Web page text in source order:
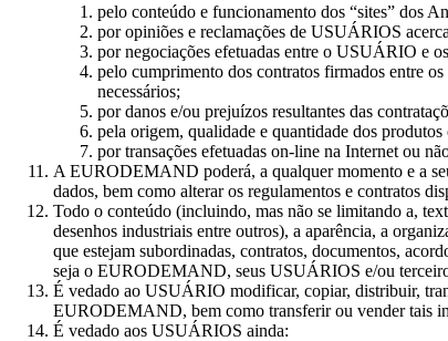
pelo conteúdo e funcionamento dos “sites” dos
por opiniões e reclamações de USUÁRIOS
por negociações efetuadas entre o USUÁRIO e
pelo cumprimento dos contratos firmados entre
necessários;
por danos e/ou prejuízos resultantes das
pela origem, qualidade e quantidade dos
por transações efetuadas on-line na Internet ou
A EURODEMAND poderá, a qualquer momento e a
dados, bem como alterar os regulamentos e contratos
Todo o conteúdo (incluindo, mas não se limitando a,
desenhos industriais entre outros), a aparência, a
que estejam subordinadas, contratos, documentos,
seja o EURODEMAND, seus USUÁRIOS e/ou
É vedado ao USUÁRIO modificar, copiar, distribuir,
EURODEMAND, bem como transferir ou vender tais
É vedado aos USUÁRIOS ainda: